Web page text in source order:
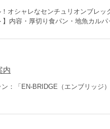
オシャレなセンチュリオンブレ
内容・厚切り食パン・地魚カルパ
内
ラン：「EN-BRIDGE（エンブ